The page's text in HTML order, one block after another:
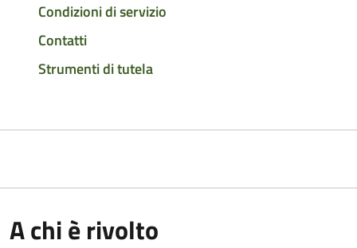
Condizioni di servizio
Contatti
Strumenti di tutela
A chi è rivolto